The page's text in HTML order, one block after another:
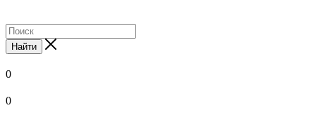
Найти
0
0